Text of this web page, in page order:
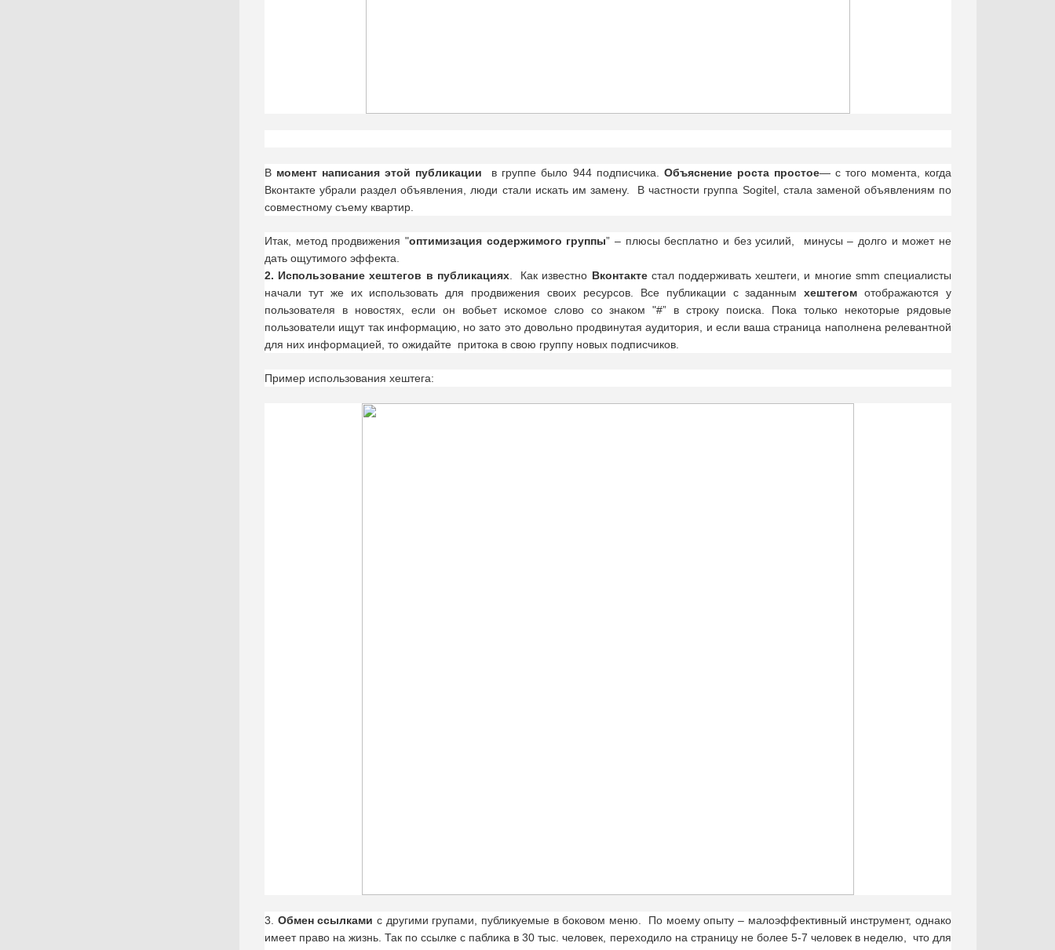
В момент написания этой публикации в группе было 944 подписчика. Объяснение роста простое— с того момента, когда
Вконтакте убрали раздел объявления, люди стали искать им замену. В частности группа Sogitel, стала заменой объявлениям по
совместному съему квартир.
Итак, метод продвижения "оптимизация содержимого группы” – плюсы бесплатно и без усилий, минусы – долго и может не
дать ощутимого эффекта.
2. Использование хештегов в публикациях. Как известно Вконтактестал поддерживать хештеги, и многие smm специалисты
начали тут же их использовать для продвижения своих ресурсов. Все публикации с заданнымхештегом отображаются у
пользователя в новостях, если он вобьет искомое слово со знаком "#” в строку поиска. Пока только некоторые рядовые
пользователи ищут так информацию, но зато это довольно продвинутая аудитория, и если ваша страница наполнена релевантной
для них информацией, то ожидайте притока в свою группу новых подписчиков.
Пример использования хештега:
3. Обмен ссылками с другими групами, публикуемые в боковом меню. По моему опыту – малоэффективный инструмент, однако
имеет право на жизнь. Так по ссылке с паблика в 30 тыс. человек, переходило на страницу не более 5-7 человек в неделю, что для